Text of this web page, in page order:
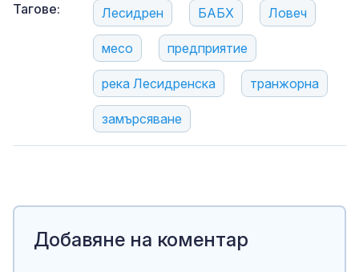
Тагове: Лесидрен БАБХ Ловеч
месо предприятие
река Лесидренска транжорна
замърсяване
Добавяне на коментар